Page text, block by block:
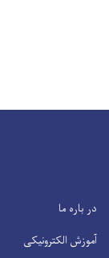
در باره ما
آموزش الکترونیکی